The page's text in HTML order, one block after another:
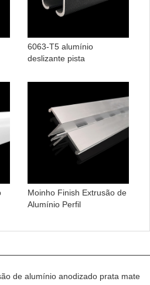
6063-T5 alumínio
deslizante pista
Moinho Finish Extrusão de
Alumínio Perfil
de alumínio anodizado prata mate